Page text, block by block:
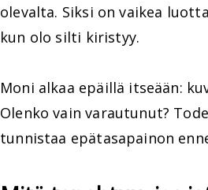
olevalta. Siksi on vaikea
kun olo silti kiristyy.
Moni alkaa epäillä itseään:
Olenko vain varautunut?
tunnistaa epätasapainon